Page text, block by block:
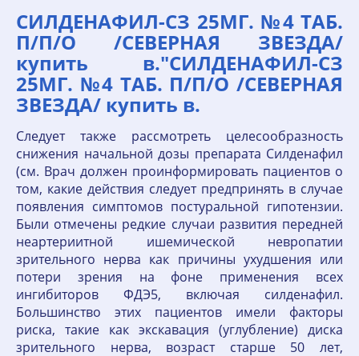
СИЛДЕНАФИЛ-СЗ 25МГ. №4 ТАБ.
П/П/О /СЕВЕРНАЯ ЗВЕЗДА/
купить в."СИЛДЕНАФИЛ-СЗ
25МГ. №4 ТАБ. П/П/О /СЕВЕРНАЯ
ЗВЕЗДА/ купить в.
Следует также рассмотреть целесообразность
снижения начальной дозы препарата Силденафил
(см. Врач должен проинформировать пациентов о
том, какие действия следует предпринять в случае
появления симптомов постуральной гипотензии.
Были отмечены редкие случаи развития передней
неартериитной ишемической невропатии
зрительного нерва как причины ухудшения или
потери зрения на фоне применения всех
ингибиторов ФДЭ5, включая силденафил.
Большинство этих пациентов имели факторы
риска, такие как экскавация (углубление) диска
зрительного нерва, возраст старше 50 лет,